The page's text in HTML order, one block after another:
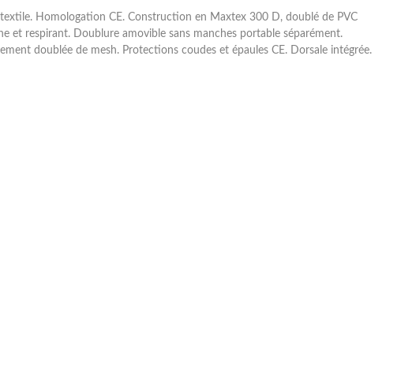
Homologation CE. Construction en Maxtex 300 D, doublé de PVC
et respirant. Doublure amovible sans manches portable séparément.
doublée de mesh. Protections coudes et épaules CE. Dorsale intégrée.